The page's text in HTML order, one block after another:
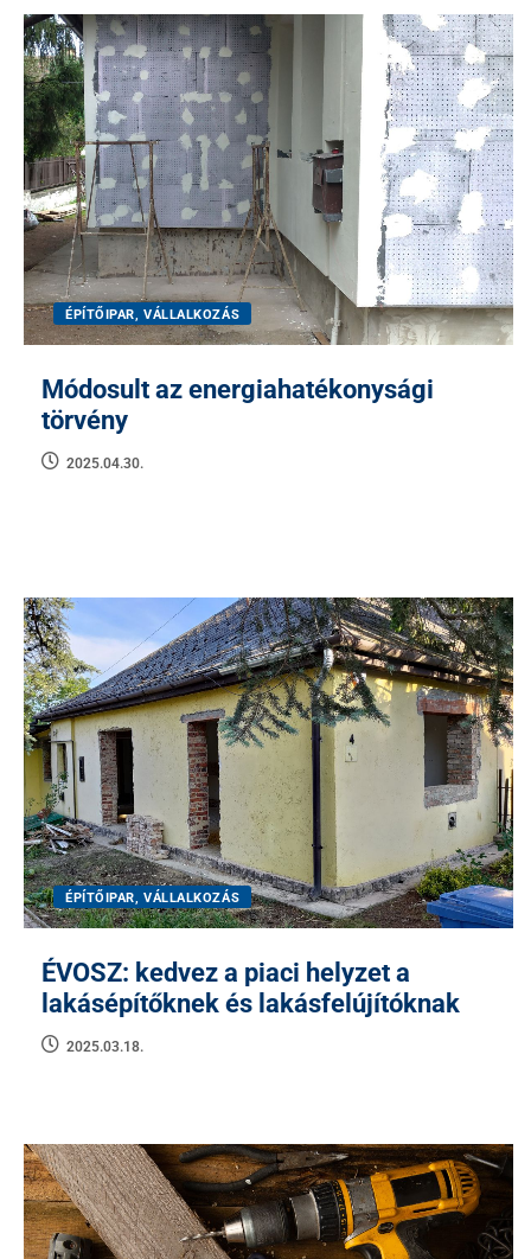
ÉPÍTŐIPAR, VÁLLALKOZÁS
Módosult az energiahatékonysági
törvény
2025.04.30.
ÉPÍTŐIPAR, VÁLLALKOZÁS
ÉVOSZ: kedvez a piaci helyzet a
lakásépítőknek és lakásfelújítóknak
2025.03.18.